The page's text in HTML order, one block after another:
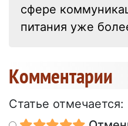
сфере
питания уже
Kомментарии
Статье отмечается: